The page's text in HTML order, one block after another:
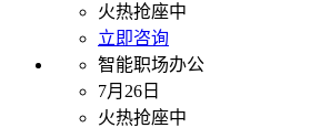
火热抢座中
立即咨询
智能职场办公
7月26日
火热抢座中